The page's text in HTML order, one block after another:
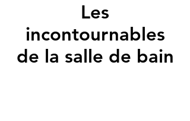
Les
incontournables
de la salle de bain